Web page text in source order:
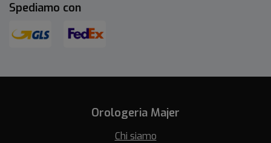
Spediamo con
Orologeria Majer
Chi siamo